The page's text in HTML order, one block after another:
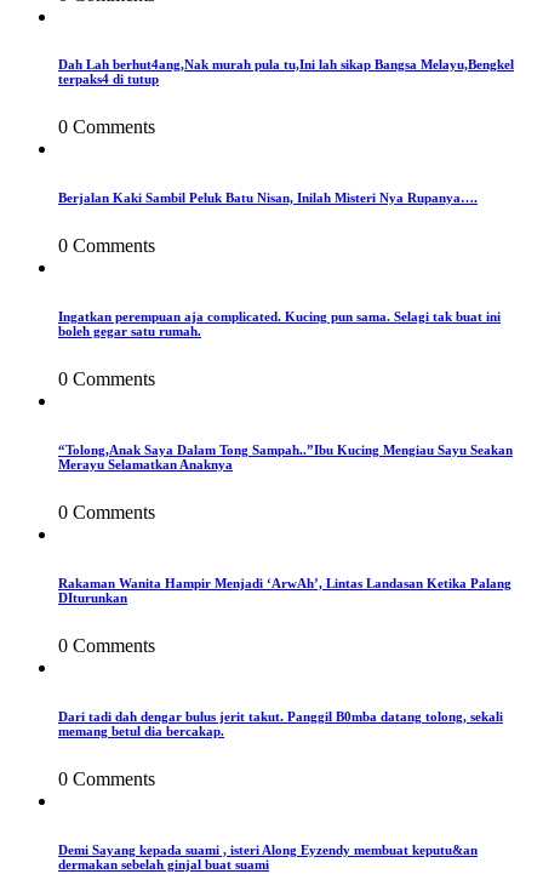
Dah Lah berhut4ang,Nak murah pula tu,Ini lah sikap Bangsa Melayu,Bengkel
terpaks4 di tutup
0 Comments
Berjalan Kaki Sambil Peluk Batu Nisan, Inilah Misteri Nya Rupanya….
0 Comments
Ingatkan perempuan aja complicated. Kucing pun sama. Selagi tak buat ini
boleh gegar satu rumah.
0 Comments
“Tolong,Anak Saya Dalam Tong Sampah..”Ibu Kucing Mengiau Sayu Seakan
Merayu Selamatkan Anaknya
0 Comments
Rakaman Wanita Hampir Menjadi ‘ArwAh’, Lintas Landasan Ketika Palang
DIturunkan
0 Comments
Dari tadi dah dengar bulus jerit takut. Panggil B0mba datang tolong, sekali
memang betul dia bercakap.
0 Comments
Demi Sayang kepada suami , isteri Along Eyzendy membuat keputu&an
dermakan sebelah ginjal buat suami